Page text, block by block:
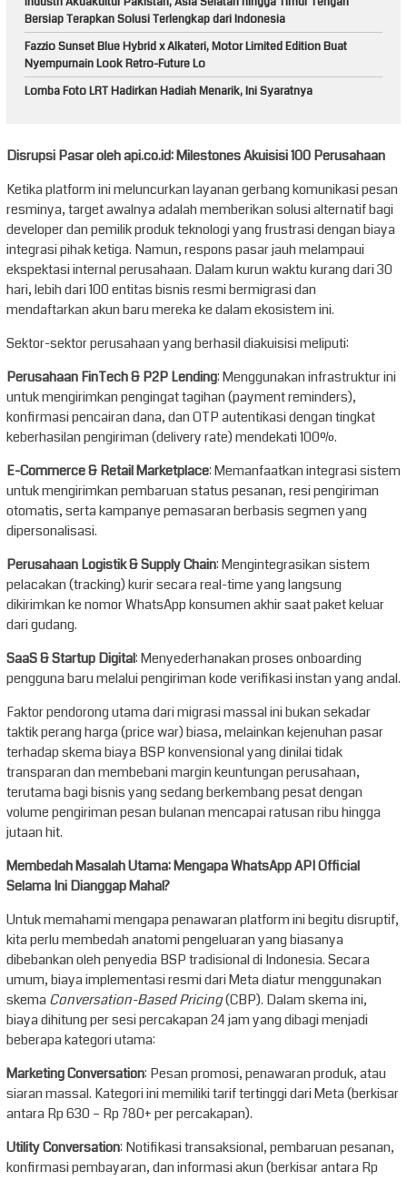
Bersiap Terapkan Solusi Terlengkap dari Indonesia
Fazzio Sunset Blue Hybrid x Alkateri, Motor Limited Edition Buat
Nyempurnain Look Retro-Future Lo
Lomba Foto LRT Hadirkan Hadiah Menarik, Ini Syaratnya
Disrupsi Pasar oleh api.co.id: Milestones Akuisisi 100 Perusahaan
Ketika platform ini meluncurkan layanan gerbang komunikasi pesan
resminya, target awalnya adalah memberikan solusi alternatif bagi
developer dan pemilik produk teknologi yang frustrasi dengan biaya
integrasi pihak ketiga. Namun, respons pasar jauh melampaui
ekspektasi internal perusahaan. Dalam kurun waktu kurang dari 30
hari, lebih dari 100 entitas bisnis resmi bermigrasi dan
mendaftarkan akun baru mereka ke dalam ekosistem ini.
Sektor-sektor perusahaan yang berhasil diakuisisi meliputi:
Perusahaan FinTech & P2P Lending: Menggunakan infrastruktur ini
untuk mengirimkan pengingat tagihan (payment reminders),
konfirmasi pencairan dana, dan OTP autentikasi dengan tingkat
keberhasilan pengiriman (delivery rate) mendekati 100%.
E-Commerce & Retail Marketplace: Memanfaatkan integrasi sistem
untuk mengirimkan pembaruan status pesanan, resi pengiriman
otomatis, serta kampanye pemasaran berbasis segmen yang
dipersonalisasi.
Perusahaan Logistik & Supply Chain: Mengintegrasikan sistem
pelacakan (tracking) kurir secara real-time yang langsung
dikirimkan ke nomor WhatsApp konsumen akhir saat paket keluar
dari gudang.
SaaS & Startup Digital: Menyederhanakan proses onboarding
pengguna baru melalui pengiriman kode verifikasi instan yang andal.
Faktor pendorong utama dari migrasi massal ini bukan sekadar
taktik perang harga (price war) biasa, melainkan kejenuhan pasar
terhadap skema biaya BSP konvensional yang dinilai tidak
transparan dan membebani margin keuntungan perusahaan,
terutama bagi bisnis yang sedang berkembang pesat dengan
volume pengiriman pesan bulanan mencapai ratusan ribu hingga
jutaan hit.
Membedah Masalah Utama: Mengapa WhatsApp API Official
Selama Ini Dianggap Mahal?
Untuk memahami mengapa penawaran platform ini begitu disruptif,
kita perlu membedah anatomi pengeluaran yang biasanya
dibebankan oleh penyedia BSP tradisional di Indonesia. Secara
umum, biaya implementasi resmi dari Meta diatur menggunakan
skemaConversation-Based Pricing(CBP). Dalam skema ini,
biaya dihitung per sesi percakapan 24 jam yang dibagi menjadi
beberapa kategori utama:
Marketing Conversation: Pesan promosi, penawaran produk, atau
siaran massal. Kategori ini memiliki tarif tertinggi dari Meta (berkisar
antara Rp 630 – Rp 780+ per percakapan).
Utility Conversation: Notifikasi transaksional, pembaruan pesanan,
konfirmasi pembayaran, dan informasi akun (berkisar antara Rp